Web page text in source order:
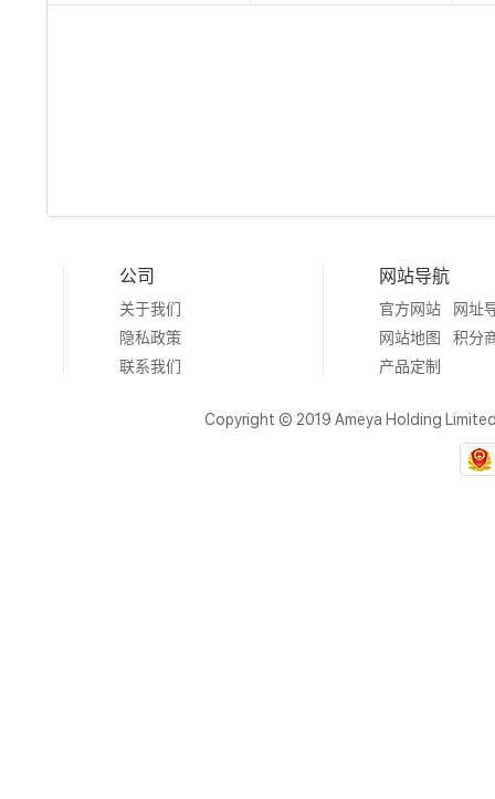
公司
关于我们
隐私政策
联系我们
网站导航
官方网站
网址
网站地图
积分
产品定制
Copyright © 2019 Ameya Holding